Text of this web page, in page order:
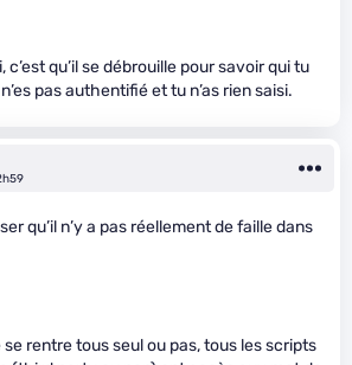
qu’il se débrouille pour savoir qui tu
pas authentifié et tu n’as rien saisi.
qu’il n’y a pas réellement de faille dans
se rentre tous seul ou pas, tous les scripts